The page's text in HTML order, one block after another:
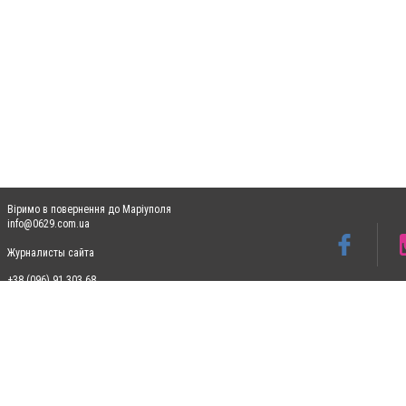
Віримо в повернення до Маріуполя
info@0629.com.ua
Журналисты сайта
+38 (096) 91 303 68